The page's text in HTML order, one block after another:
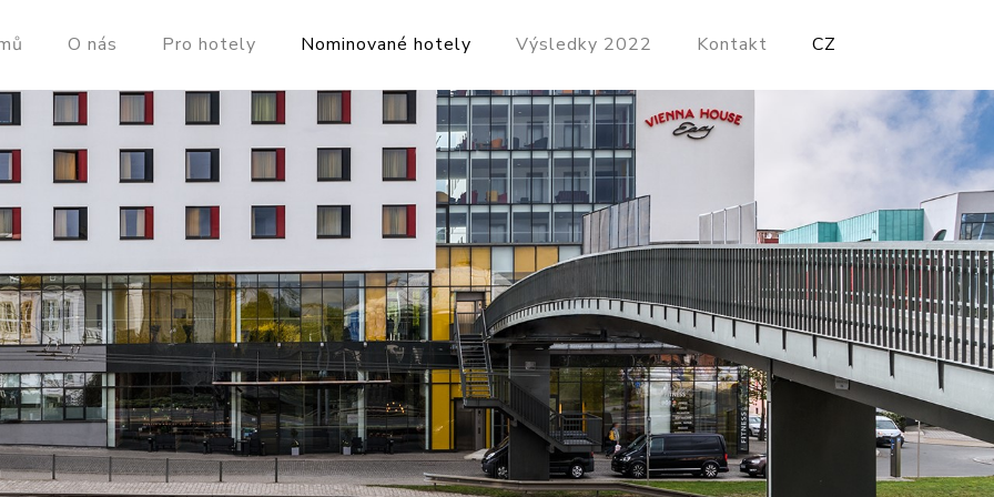
O nás Pro hotely Nominované hotely Výsledky 2022 Kontakt CZ